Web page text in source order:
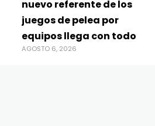
nuevo referente de los
juegos de pelea por
equipos llega con todo
AGOSTO 6, 2026